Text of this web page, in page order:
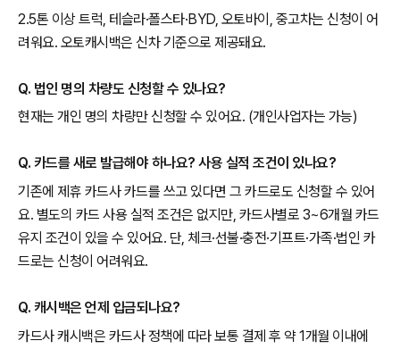
2.5톤 이상 트럭, 테슬라·폴스타·BYD, 오토바이, 중고차는 신청이 어
려워요. 오토캐시백은 신차 기준으로 제공돼요.
Q. 법인 명의 차량도 신청할 수 있나요?
현재는 개인 명의 차량만 신청할 수 있어요. (개인사업자는 가능)
Q. 카드를 새로 발급해야 하나요? 사용 실적 조건이 있나요?
기존에 제휴 카드사 카드를 쓰고 있다면 그 카드로도 신청할 수 있어
요. 별도의 카드 사용 실적 조건은 없지만, 카드사별로 3~6개월 카드
유지 조건이 있을 수 있어요. 단, 체크·선불·충전·기프트·가족·법인 카
드로는 신청이 어려워요.
Q. 캐시백은 언제 입금되나요?
카드사 캐시백은 카드사 정책에 따라 보통 결제 후 약 1개월 이내에